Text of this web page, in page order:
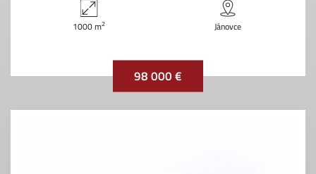
1000 m2 Jánovce
98 000 €